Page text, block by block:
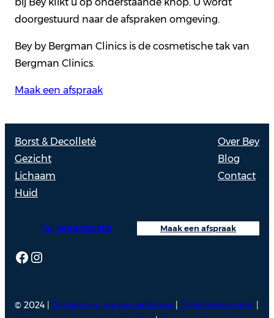
doorgestuurd naar de afspraken omgeving.
Bey by Bergman Clinics is de cosmetische tak van
Bergman Clinics.
Maak een afspraak
Borst & Decolleté
Gezicht
Lichaam
Huid
Over Bey
Blog
Contact
Facebook
Instagram
Maak een afspraak
Tel: 088 9000 535
© 2024 | Rechten en privacyverklaring Cookiestatement